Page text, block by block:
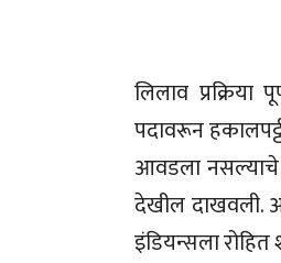
लिलाव
पदावरून
आवडला नसल्याचे
देखील दाखवली.
इंडियन्सला